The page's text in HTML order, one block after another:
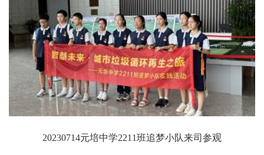
20230714元培中学2211班追梦小队来司参观